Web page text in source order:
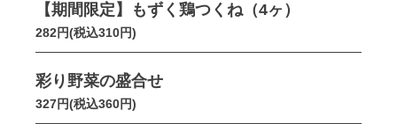
【期間限定】もずく鶏つくね（4ヶ）
282円(税込310円)
彩り野菜の盛合せ
327円(税込360円)